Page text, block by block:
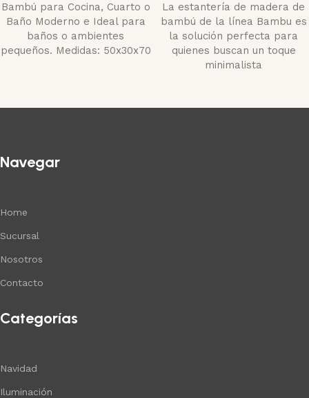
Bambú para Cocina, Cuarto o
Baño Moderno e Ideal para
baños o ambientes
pequeños. Medidas: 50x30x70
La estantería de madera de
bambú de la línea Bambu es
la solución perfecta para
quienes buscan un toque
minimalista
Navegar
Home
Sucursal
Nosotros
Contacto
Categorías
Navidad
Iluminación